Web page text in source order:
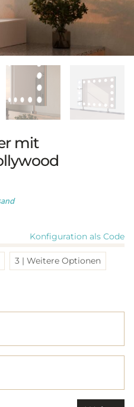
mit
Konfiguration als Code
3 | Weitere Optionen